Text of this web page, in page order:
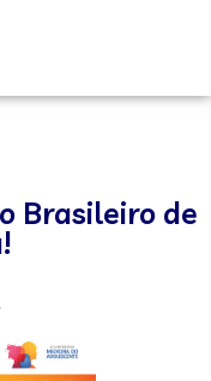
Brasileiro de